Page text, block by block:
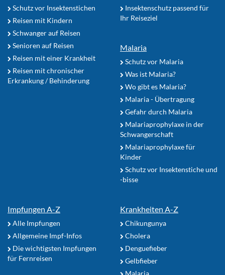
Schutz vor Insektenstichen
Reisen mit Kindern
Schwanger auf Reisen
Senioren auf Reisen
Reisen mit einer Krankheit
Reisen mit chronischer
Erkrankung / Behinderung
Insektenschutz passend für
Ihr Reiseziel
Malaria
Schutz vor Malaria
Was ist Malaria?
Wo gibt es Malaria?
Malaria - Übertragung
Gefahr durch Malaria
Malariaprophylaxe in der
Schwangerschaft
Malariaprophylaxe für
Kinder
Schutz vor Insektenstiche und
-bisse
Impfungen A-Z
Alle Impfungen
Allgemeine Impf-Infos
Die wichtigsten Impfungen
für Fernreisen
Krankheiten A-Z
Chikungunya
Cholera
Denguefieber
Gelbfieber
Malaria